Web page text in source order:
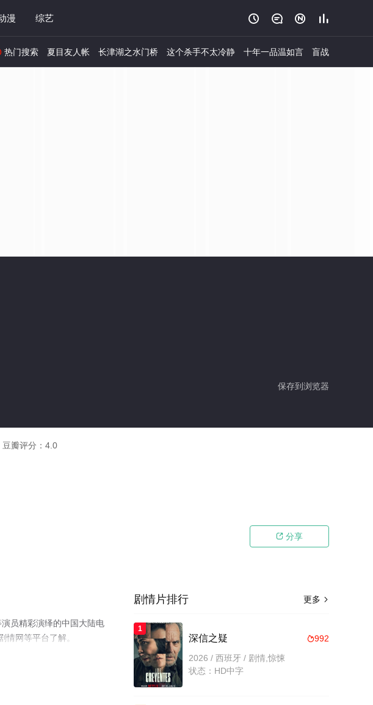
漫 综艺    
热门搜索 夏目友人帐 长津湖之水门桥 这个杀手不太冷静 十年一品温如言 盲战
保存到浏览器
豆瓣评分： 4.0
 分享
员精彩演绎的中国大陆电
网等平台了解。
更多 
剧情片排行
1
992
深信之疑
2026 / 西班牙 / 剧情,惊悚
状态：HD中字